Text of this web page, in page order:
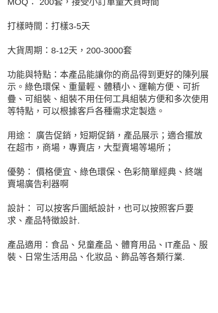
MOQ： 200套，接受小訂單量大貨時間
打樣時間：打樣3-5天
大貨周期：8-12天，200-3000套
功能與特點：本產品能讓你的商品得到更好的陳列展
示。綠色環保、重量輕、體積小、運輸方便、可折
疊、可組裝、組裝不用任何工具組裝方便和多次使用
等特點，可以根據客戶各種需求定製造。
用途： 廣告促銷，短期促銷，產品展示；適合擺放
在超市，商場，專賣店，大型賣場等場所；
優勢： 價格便宜、綠色環保、色彩簡單經典、終端
賣場廣告利器啊
設計： 可以按客戶圖紙設計，也可以按照客戶要
求、產品特徵設計.
產品適用：食品、兒童產品、體育用品、IT產品、服
裝、日常生活用品、化妝品、飾品等各類行業.